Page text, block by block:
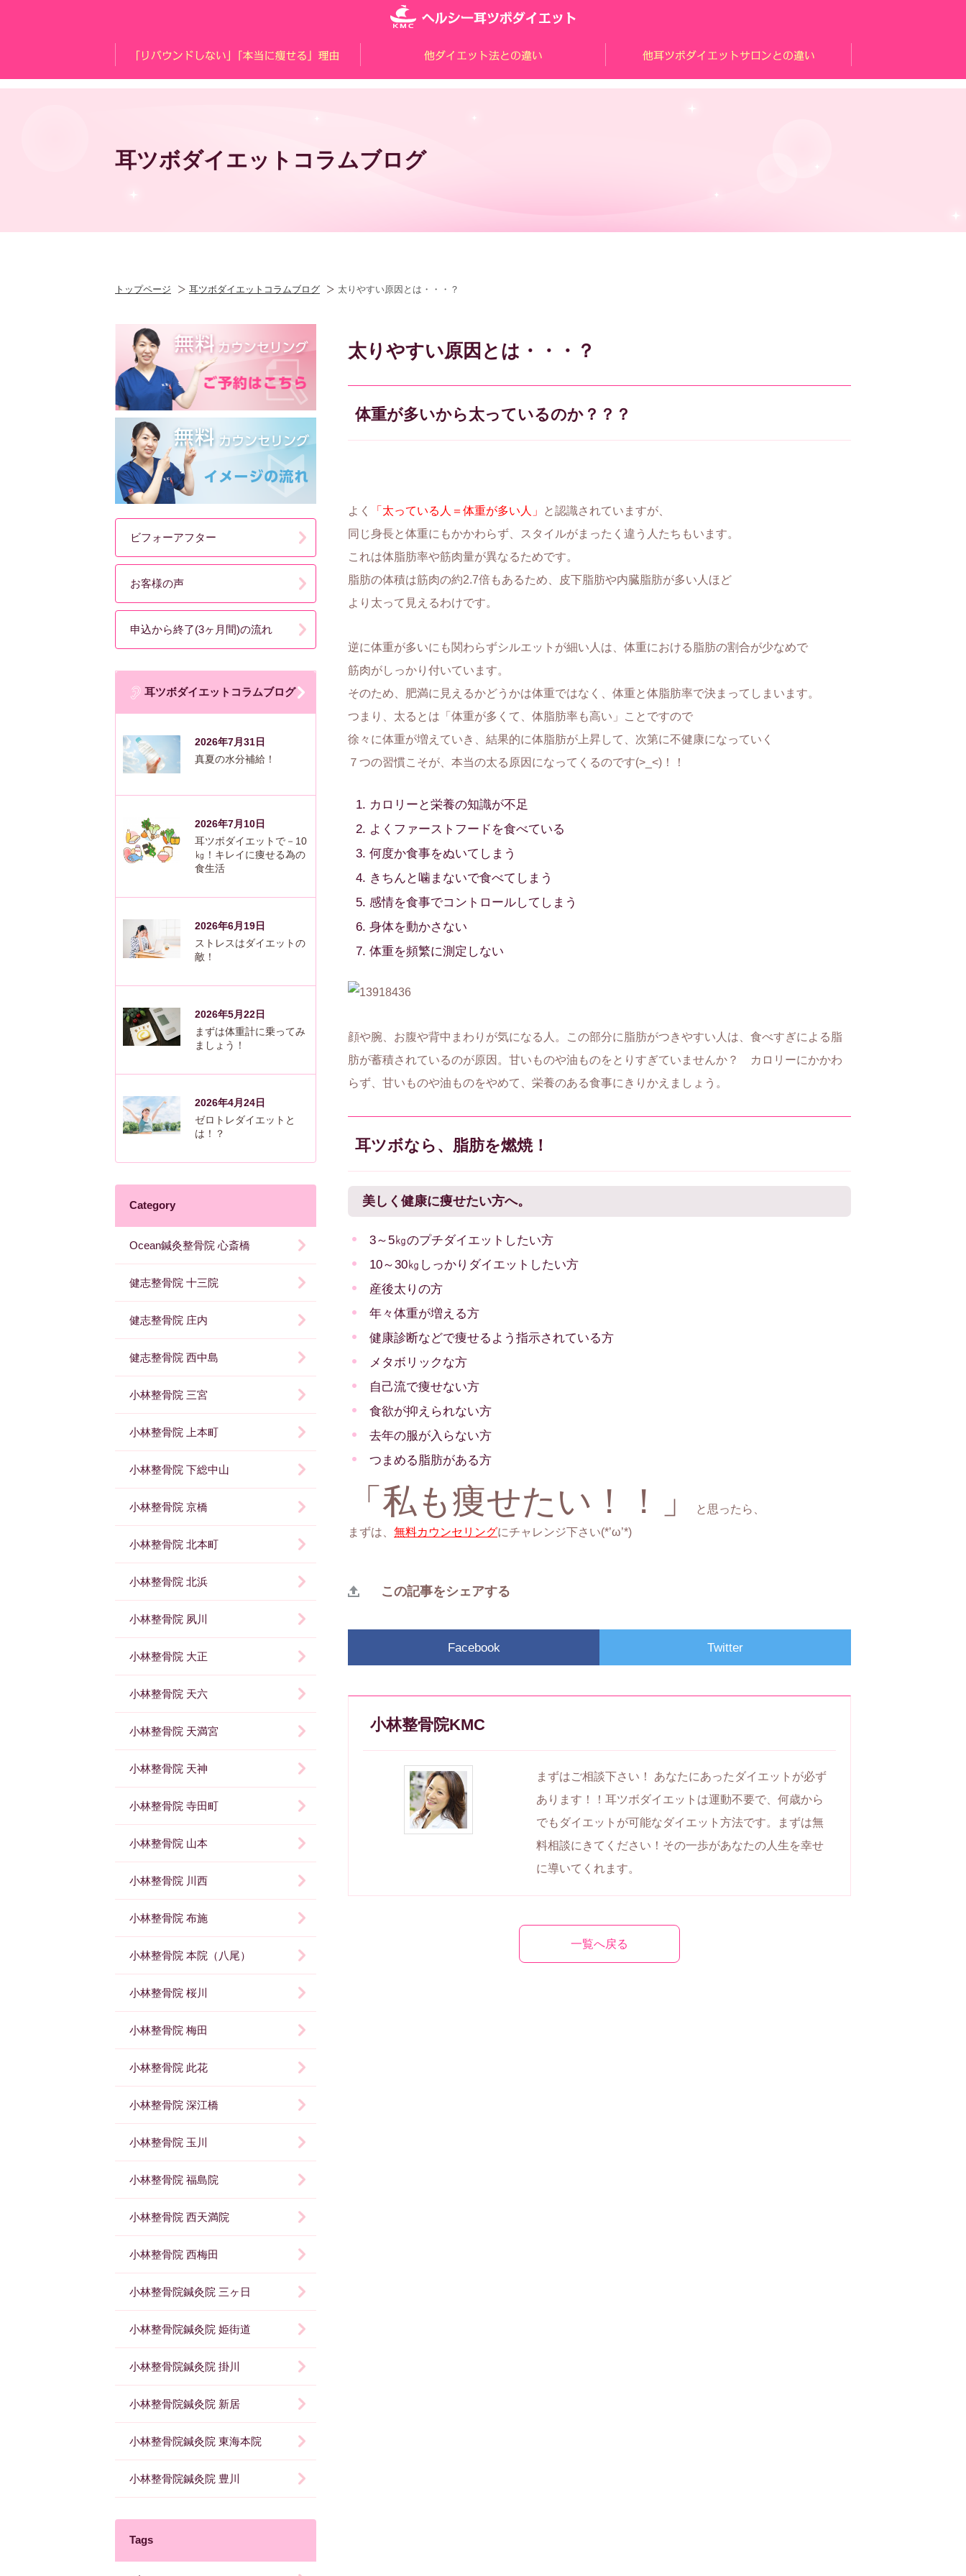
耳ツボダイエットコラムブログ
トップページ 耳ツボダイエットコラムブログ 太りやすい原因とは・・・？
太りやすい原因とは・・・？
体重が多いから太っているのか？？？
よく 「太っている人＝体重が多い人」
と認識されていますが、
同じ身長と体重にもかかわらず、スタイルがまったく違う人たちもいます。
これは体脂肪率や筋肉量が異なるためです。
脂肪の体積は筋肉の約2.7倍もあるため、皮下脂肪や内臓脂肪が多い人ほど
より太って見えるわけです。
逆に体重が多いにも関わらずシルエットが細い人は、体重における脂肪の割合が少なめで
筋肉がしっかり付いています。
そのため、肥満に見えるかどうかは体重ではなく、体重と体脂肪率で決まってしまいます。
つまり、太るとは「体重が多くて、体脂肪率も高い」ことですので
徐々に体重が増えていき、結果的に体脂肪が上昇して、次第に不健康になっていく
７つの習慣こそが、本当の太る原因になってくるのです(>_<)！！
カロリーと栄養の知識が不足
よくファーストフードを食べている
何度か食事をぬいてしまう
きちんと噛まないで食べてしまう
感情を食事でコントロールしてしまう
身体を動かさない
体重を頻繁に測定しない
顔や腕、お腹や背中まわりが気になる人。この部分に脂肪がつきやすい人は、食べすぎによる脂
肪が蓄積されているのが原因。甘いものや油ものをとりすぎていませんか？ カロリーにかかわ
らず、甘いものや油ものをやめて、栄養のある食事にきりかえましょう。
耳ツボなら、脂肪を燃焼！
美しく健康に痩せたい方へ。
3～5㎏のプチダイエットしたい方
10～30㎏しっかりダイエットしたい方
産後太りの方
年々体重が増える方
健康診断などで痩せるよう指示されている方
メタボリックな方
自己流で痩せない方
食欲が抑えられない方
去年の服が入らない方
つまめる脂肪がある方
「私も痩せたい！！」
と思ったら、
まずは、 無料カウンセリングにチャレンジ下さい(*’ω’*)
この記事をシェアする
Facebook Twitter
小林整骨院KMC
まずはご相談下さい！ あなたにあったダイエットが必ず
あります！！耳ツボダイエットは運動不要で、何歳から
でもダイエットが可能なダイエット方法です。まずは無
料相談にきてください！その一歩があなたの人生を幸せ
に導いてくれます。
一覧へ戻る
ビフォーアフター
お客様の声
申込から終了(3ヶ月間)の流れ
耳ツボダイエットコラムブログ
2026年7月31日
真夏の水分補給！
2026年7月10日
耳ツボダイエットで－10
㎏！キレイに痩せる為の
食生活
2026年6月19日
ストレスはダイエットの
敵！
2026年5月22日
まずは体重計に乗ってみ
ましょう！
2026年4月24日
ゼロトレダイエットと
は！？
Category
Ocean鍼灸整骨院 心斎橋
健志整骨院 十三院
健志整骨院 庄内
健志整骨院 西中島
小林整骨院 三宮
小林整骨院 上本町
小林整骨院 下総中山
小林整骨院 京橋
小林整骨院 北本町
小林整骨院 北浜
小林整骨院 夙川
小林整骨院 大正
小林整骨院 天六
小林整骨院 天満宮
小林整骨院 天神
小林整骨院 寺田町
小林整骨院 山本
小林整骨院 川西
小林整骨院 布施
小林整骨院 本院（八尾）
小林整骨院 桜川
小林整骨院 梅田
小林整骨院 此花
小林整骨院 深江橋
小林整骨院 玉川
小林整骨院 福島院
小林整骨院 西天満院
小林整骨院 西梅田
小林整骨院鍼灸院 三ヶ日
小林整骨院鍼灸院 姫街道
小林整骨院鍼灸院 掛川
小林整骨院鍼灸院 新居
小林整骨院鍼灸院 東海本院
小林整骨院鍼灸院 豊川
Tags